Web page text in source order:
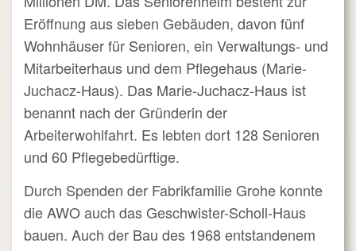
Eröffnung aus sieben Gebäuden, davon fünf
Wohnhäuser für Senioren, ein Verwaltungs- und
Mitarbeiterhaus und dem Pflegehaus (Marie-
Juchacz-Haus). Das Marie-Juchacz-Haus ist
benannt nach der Gründerin der
Arbeiterwohlfahrt. Es lebten dort 128 Senioren
und 60 Pflegebedürftige.
Durch Spenden der Fabrikfamilie Grohe konnte
die AWO auch das Geschwister-Scholl-Haus
bauen. Auch der Bau des 1968 entstandenem